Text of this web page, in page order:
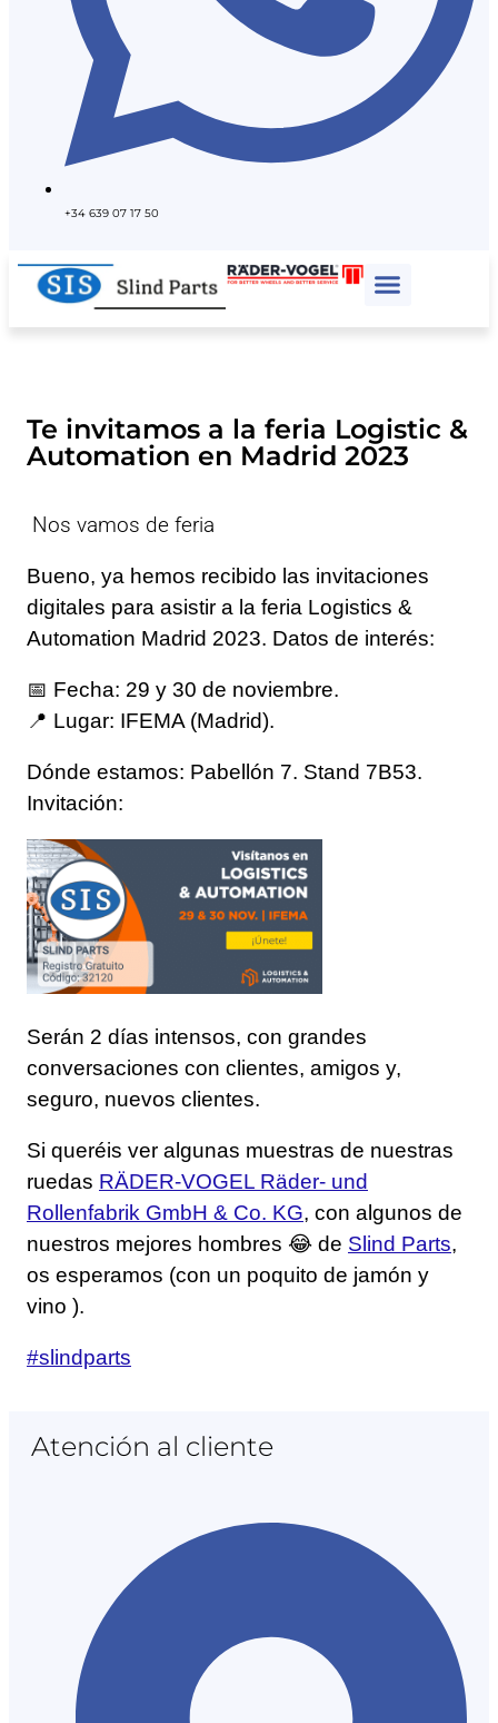
+34 639 07 17 50
Te invitamos a la feria Logistic &
Automation en Madrid 2023
Nos vamos de feria
Bueno, ya hemos recibido las invitaciones
digitales para asistir a la feria Logistics &
Automation Madrid 2023. Datos de interés:
📅 Fecha: 29 y 30 de noviembre.
📍 Lugar: IFEMA (Madrid).
Dónde estamos: Pabellón 7. Stand 7B53.
Invitación:
Serán 2 días intensos, con grandes
conversaciones con clientes, amigos y,
seguro, nuevos clientes.
Si queréis ver algunas muestras de nuestras
ruedas RÄDER-VOGEL Räder- und
Rollenfabrik GmbH & Co. KG, con algunos de
nuestros mejores hombres 😂 de Slind Parts,
os esperamos (con un poquito de jamón y
vino ).
#slindparts
Atención al cliente